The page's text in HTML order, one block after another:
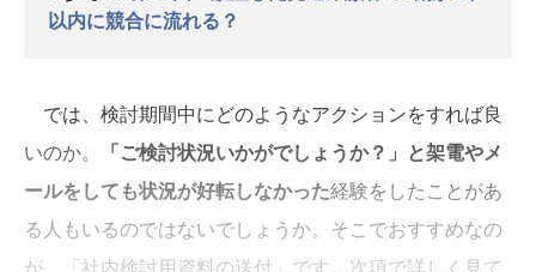
以内に競合に流れる？
では、検討期間中にどのようなアクションをすれば良
いのか。
「ご検討状況いかがでしょうか？」と架電やメ
ールをしても状況が好転しなかった経験をしたことがあ
る人もいるのではないでしょうか。そこでおすすめなの
が、「社内検討用資料の送付」です。次項で詳しく見て